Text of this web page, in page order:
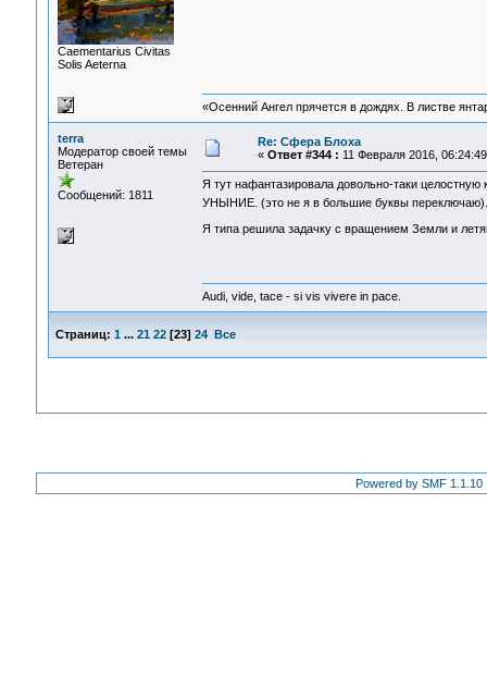
Сaementarius Civitas
Solis Aeterna
«Осенний Ангел прячется в дождях. В листве
terra
Модератор своей темы
Ветеран
Сообщений: 1811
Re: Сфера Блоха
« Ответ #344 : 11 Февраля 2016,
Я тут нафантазировала довольно-таки
УНЫНИЕ. (это не я в большие буквы
Я типа решила задачку с вращением Земли и
Audi, vide, tace - si vis vivere in pace.
Страниц: 1 ... 21 22[23] 24 Все
Powered by SMF 1.1.10